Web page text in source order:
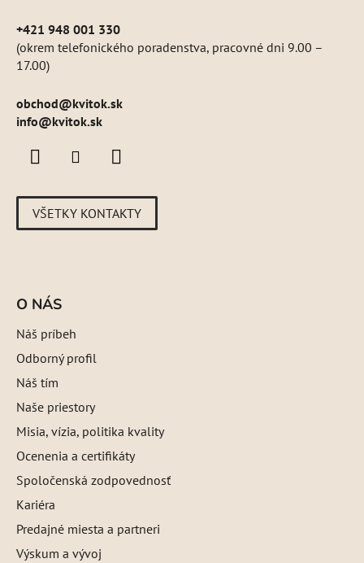
+421 948 001 330
(okrem telefonického poradenstva, pracovné dni 9.00 –
17.00)
obchod@kvitok.sk
info@kvitok.sk
VŠETKY KONTAKTY
O NÁS
Náš príbeh
Odborný profil
Náš tím
Naše priestory
Misia, vízia, politika kvality
Ocenenia a certifikáty
Spoločenská zodpovednosť
Kariéra
Predajné miesta a partneri
Výskum a vývoj